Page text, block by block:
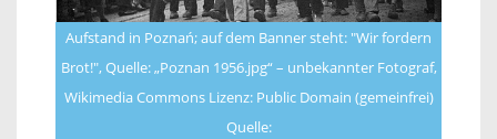
Aufstand in Poznań; auf dem Banner steht: "Wir fordern
Brot!", Quelle: „Poznan 1956.jpg“ – unbekannter Fotograf,
Wikimedia Commons Lizenz: Public Domain (gemeinfrei)
Quelle: